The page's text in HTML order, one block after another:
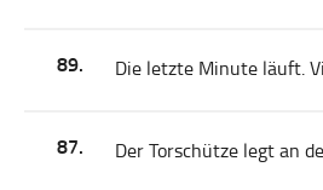
89. Die letzte Minute läuft.
87. Der Torschütze legt an